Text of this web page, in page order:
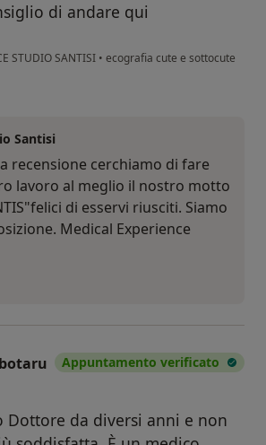
di andare qui
STUDIO SANTISI • ecografia cute e sottocute
Paola
Santisi
recensione cerchiamo di fare
lavoro al meglio il nostro motto
di esservi riusciti. Siamo
Medical Experience
Appuntamento verificato
Dottore da diversi anni e non